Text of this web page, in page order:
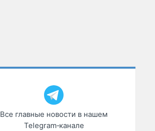
Все главные новости в нашем
Telegram‑канале